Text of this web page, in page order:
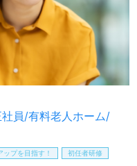
員/有料老人ホーム/
ップを目指す！ 初任者研修